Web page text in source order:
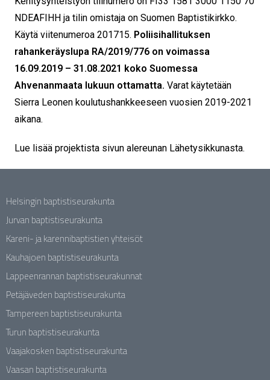
NDEAFIHH ja tilin omistaja on Suomen Baptistikirkko.
Käytä viitenumeroa 201715. Poliisihallituksen
rahankeräyslupa RA/2019/776 on voimassa
16.09.2019 – 31.08.2021 koko Suomessa
Ahvenanmaata lukuun ottamatta. Varat käytetään
Sierra Leonen koulutushankkeeseen vuosien 2019-2021
aikana.
Lue lisää projektista sivun alereunan Lähetysikkunasta.
Helsingin baptistiseurakunta
Jurvan baptistiseurakunta
Kareni- ja karennibaptistien yhteisöt
Kauhajoen baptistiseurakunta
Lappeenrannan baptistiseurakunnat
Petäjäveden baptistiseurakunta
Tampereen baptistiseurakunta
Turun baptistiseurakunta
Vaajakosken baptistiseurakunta
Vaasan baptistiseurakunta